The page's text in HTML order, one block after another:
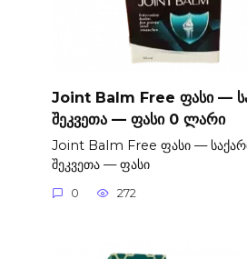
Joint Balm Free ფასი —
შეკვეთა — ფასი 0 ლარი
Joint Balm Free ფასი —
შეკვეთა — ფასი
0 272